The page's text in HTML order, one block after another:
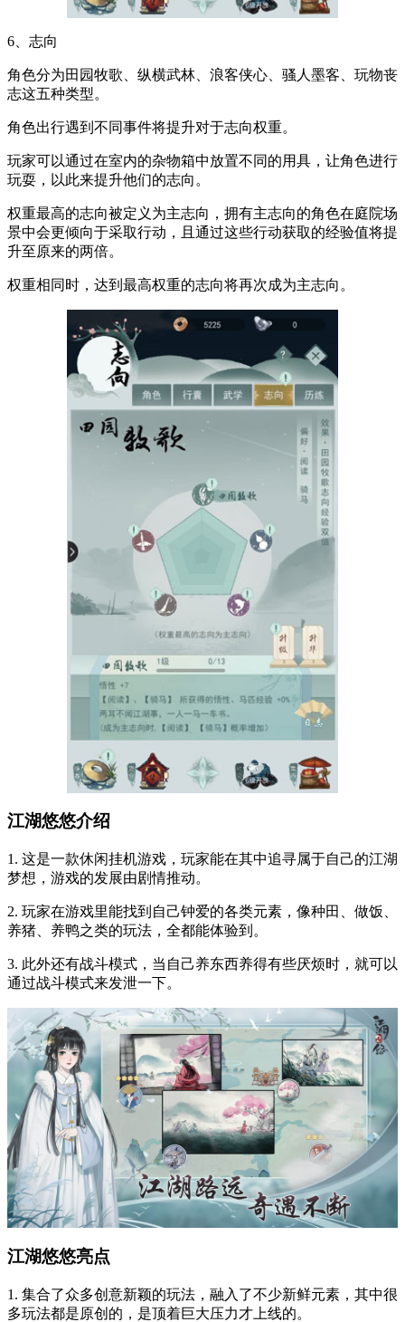
6、志向
角色分为田园牧歌、纵横武林、浪客侠心、骚人墨客、玩物丧
志这五种类型。
角色出行遇到不同事件将提升对于志向权重。
玩家可以通过在室内的杂物箱中放置不同的用具，让角色进行
玩耍，以此来提升他们的志向。
权重最高的志向被定义为主志向，拥有主志向的角色在庭院场
景中会更倾向于采取行动，且通过这些行动获取的经验值将提
升至原来的两倍。
权重相同时，达到最高权重的志向将再次成为主志向。
江湖悠悠介绍
1. 这是一款休闲挂机游戏，玩家能在其中追寻属于自己的江湖
梦想，游戏的发展由剧情推动。
2. 玩家在游戏里能找到自己钟爱的各类元素，像种田、做饭、
养猪、养鸭之类的玩法，全都能体验到。
3. 此外还有战斗模式，当自己养东西养得有些厌烦时，就可以
通过战斗模式来发泄一下。
江湖悠悠亮点
1. 集合了众多创意新颖的玩法，融入了不少新鲜元素，其中很
多玩法都是原创的，是顶着巨大压力才上线的。